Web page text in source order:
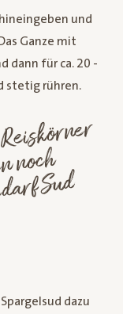
und
Ganze mit
dann für ca. 20 -
stetig rühren.
"
dazu